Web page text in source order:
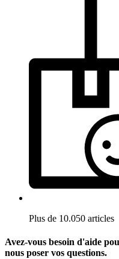
Plus de 10.050 articles
Avez-vous besoin d'aide
nous poser vos questions.